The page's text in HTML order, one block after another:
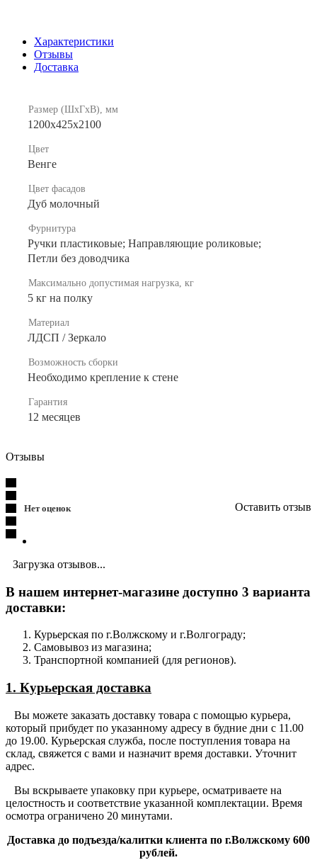
Характеристики
Отзывы
Доставка
Размер (ШхГхВ), мм
1200х425х2100
Цвет
Венге
Цвет фасадов
Дуб молочный
Фурнитура
Ручки пластиковые; Направляющие роликовые;
Петли без доводчика
Максимально допустимая нагрузка, кг
5 кг на полку
Материал
ЛДСП / Зеркало
Возможность сборки
Необходимо крепление к стене
Гарантия
12 месяцев
Отзывы
Нет оценок Оставить отзыв
Загрузка отзывов...
В нашем интернет-магазине доступно 3 варианта
доставки:
Курьерская по г.Волжскому и г.Волгограду;
Самовывоз из магазина;
Транспортной компанией (для регионов).
1. Курьерская доставка
Вы можете заказать доставку товара с помощью курьера,
который прибудет по указанному адресу в будние дни с 11.00
до 19.00. Курьерская служба, после поступления товара на
склад, свяжется с вами и назначит время доставки. Уточнит
адрес.
Вы вскрываете упаковку при курьере, осматриваете на
целостность и соответствие указанной комплектации. Время
осмотра ограничено 20 минутами.
Доставка до подъезда/калитки клиента по г.Волжскому 600
рублей.